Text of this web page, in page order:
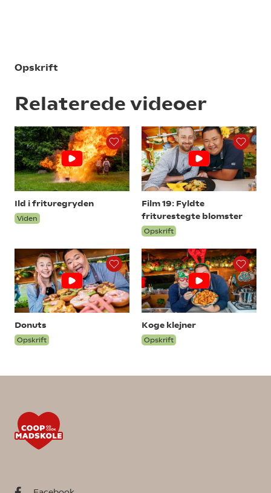
Opskrift
Relaterede videoer
Ild i frituregryden
Viden
Film 19: Fyldte
friturestegte blomster
Opskrift
Donuts
Opskrift
Koge klejner
Opskrift